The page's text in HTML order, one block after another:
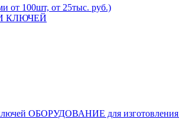
от 100шт, от 25тыс. руб.)
КЛЮЧЕЙ
ОБОРУДОВАНИЕ для изготовления